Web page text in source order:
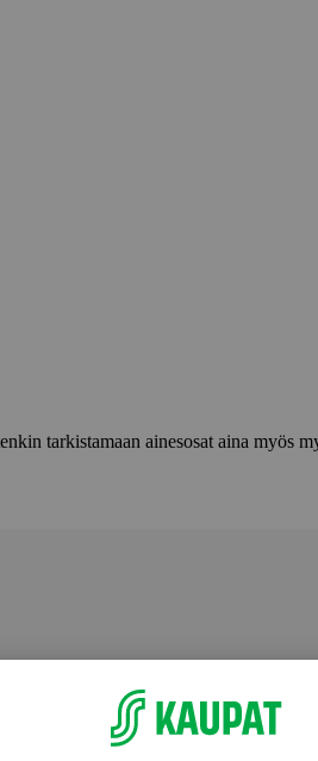
tarkistamaan ainesosat aina myös